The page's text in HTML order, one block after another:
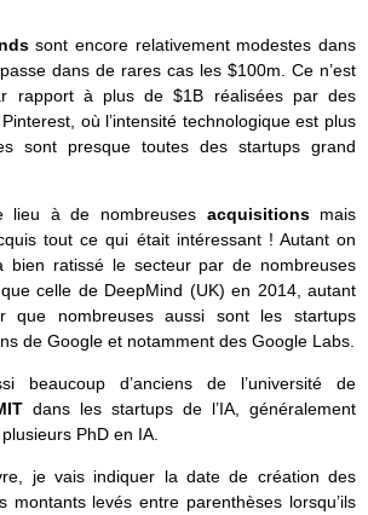
sont encore relativement modestes dans
dans de rares cas les $100m. Ce n’est
rapport à plus de $1B réalisées par des
où l’intensité technologique est plus
sont presque toutes des startups grand
lieu à de nombreuses acquisitionsmais
tout ce qui était intéressant ! Autant on
bien ratissé le secteur par de nombreuses
celle de DeepMind (UK) en 2014, autant
que nombreuses aussi sont les startups
de Google et notamment des Google Labs.
beaucoup d’anciens de l’université de
dans les startups de l’IA, généralement
PhD en IA.
je vais indiquer la date de création des
montants levés entre parenthèses lorsqu’ils